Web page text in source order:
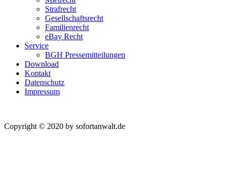
Strafrecht
Gesellschaftsrecht
Familienrecht
eBay Recht
Service
BGH Pressemitteilungen
Download
Kontakt
Datenschutz
Impressum
Copyright © 2020 by sofortanwalt.de